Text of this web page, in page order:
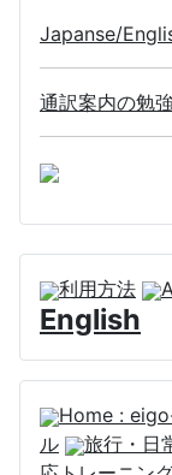
Japanse/
通訳案内の勉
利用方法
English
Home :
ル
旅行・日